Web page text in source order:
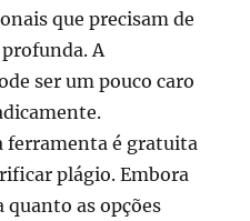
que precisam de
A
ser um pouco caro
ferramenta é gratuita
plágio. Embora
quanto as opções